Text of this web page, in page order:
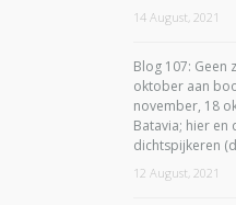
14 August, 2021
Blog 107: Geen
oktober aan
november, 18
Batavia; hier
dichtspijkeren
12 August, 2021